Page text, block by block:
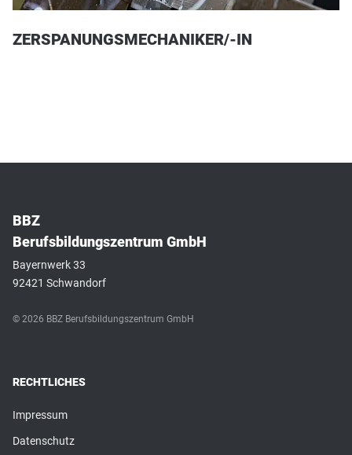
ZERSPANUNGSMECHANIKER/-IN
BBZ
Berufsbildungszentrum GmbH
Bayernwerk 33
92421 Schwandorf
© 2026 BBZ Berufsbildungszentrum GmbH
RECHTLICHES
Impressum
Datenschutz